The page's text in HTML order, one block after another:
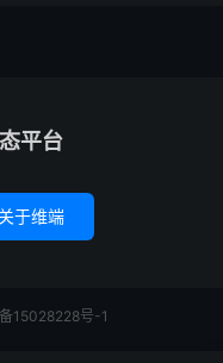
平台
关于维端
15028228号-1